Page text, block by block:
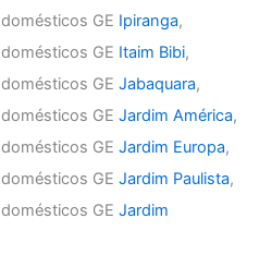
GE Ipiranga,
GE Itaim Bibi,
GEJabaquara,
GEJardim América,
GEJardim Europa,
GEJardim Paulista,
GEJardim